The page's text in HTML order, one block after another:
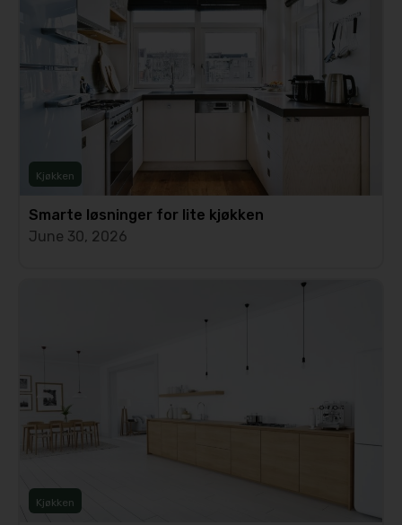
Kjøkken
Smarte løsninger for lite kjøkken
June 30, 2026
Kjøkken